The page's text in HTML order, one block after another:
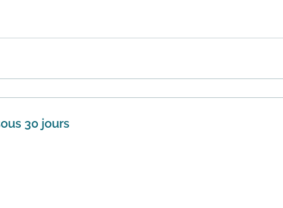
cher ailleurs Gsell s'engage à vous rembourser 2X le
30 jours